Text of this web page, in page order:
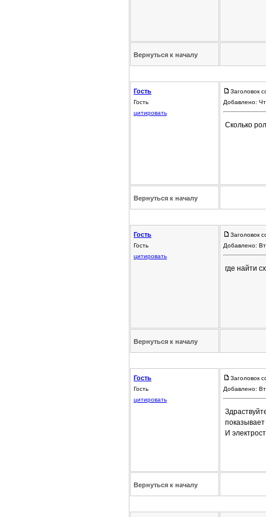
Вернуться к началу
Гость
Гость
цитировать
Заголовок
Добавлено:
Сколько
Вернуться к началу
Гость
Гость
цитировать
Заголовок
Добавлено:
где найти
Вернуться к началу
Гость
Гость
цитировать
Заголовок
Добавлено:
И
Вернуться к началу